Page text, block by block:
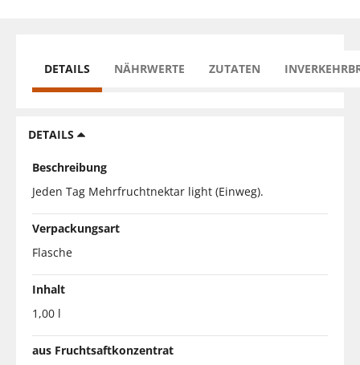
DETAILS NÄHRWERTE ZUTATEN
DETAILS
Beschreibung
Jeden Tag Mehrfruchtnektar light (Einweg).
Verpackungsart
Flasche
Inhalt
1,00 l
aus Fruchtsaftkonzentrat